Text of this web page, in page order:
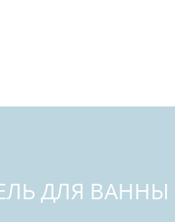
ДЛЯ ВАННЫ